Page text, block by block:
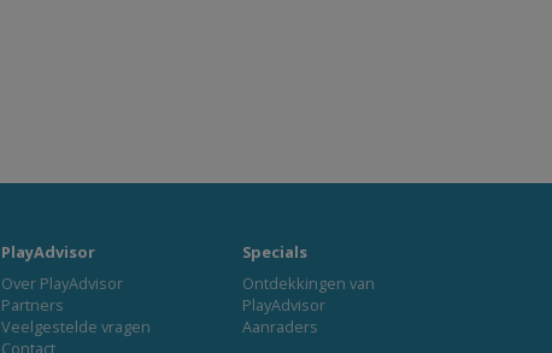
PlayAdvisor
Over PlayAdvisor
Partners
Veelgestelde vragen
Contact
Specials
Ontdekkingen van
PlayAdvisor
Aanraders